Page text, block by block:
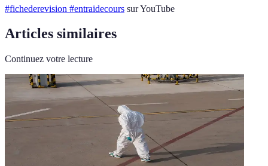
#fichederevision #entraidecours sur YouTube
Articles similaires
Continuez votre lecture